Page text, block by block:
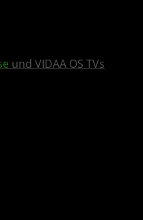
und VIDAA OS TVs